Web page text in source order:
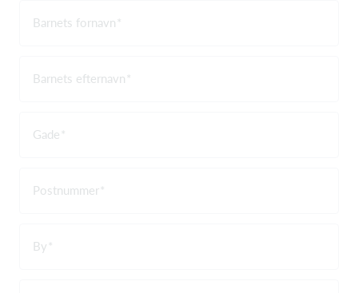
Barnets fornavn
Barnets efternavn
Gade
Postnummer
By